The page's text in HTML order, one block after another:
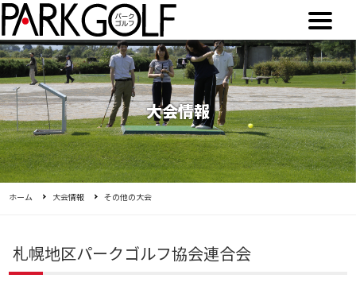
大会情報
ホーム 大会情報 その他の大会
札幌地区パークゴルフ協会連合会